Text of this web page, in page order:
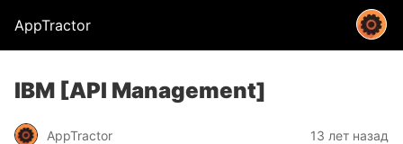
AppTractor
IBM [API Management]
AppTractor 13 лет назад